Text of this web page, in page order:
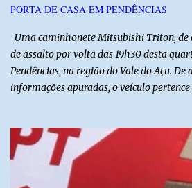
Assembleia de Deus possui uma das
PORTA DE CASA EM PENDÊNCIAS
Uma caminhonete Mitsubishi Triton, de
de assalto por volta das 19h30 desta
Pendências, na região do Vale do Açu.
informações apuradas, o veículo
anunciaram o assalto no momento em
residência, no Centro da cidade. Ainda
testemunhas, os suspeitos utilizavam